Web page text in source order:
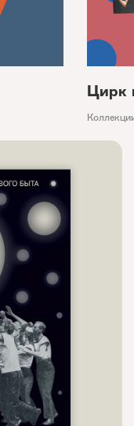
Цирк